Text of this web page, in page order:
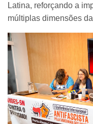
Latina, reforçando a
múltiplas dimensões